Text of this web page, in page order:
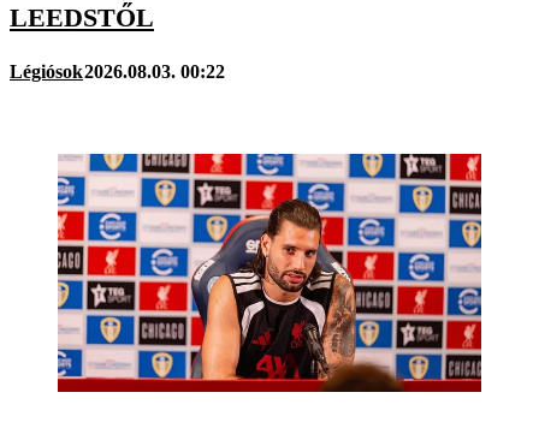
LEEDSTŐL
Légiósok2026.08.03. 00:22